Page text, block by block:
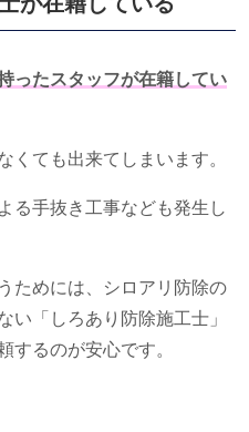
ったスタッフが在籍してい
くても出来てしまいます。
る手抜き工事なども発生し
ためには、シロアリ防除の
い「しろあり防除施工士」
するのが安心です。